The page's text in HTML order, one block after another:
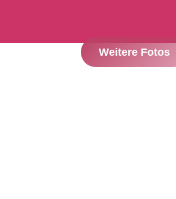
Weitere Fotos